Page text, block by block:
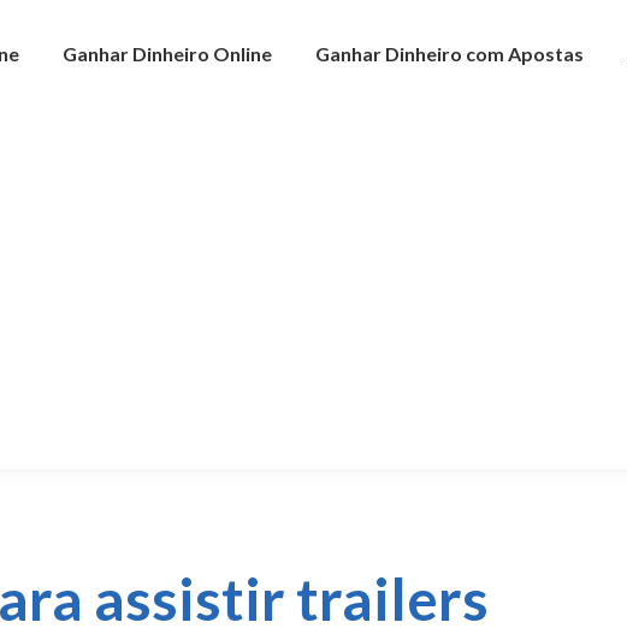
Ganhar Dinheiro Online Ganhar Dinheiro com Apostas
assistir trailers